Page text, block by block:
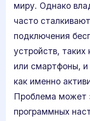
миру. Однако
часто
подключения
устройств,
или смартфоны,
как именно
Проблема может
программных